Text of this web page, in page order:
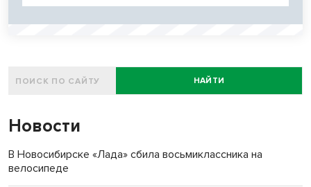
НАЙТИ
Новости
В Новосибирске «Лада» сбила восьмиклассника на
велосипеде